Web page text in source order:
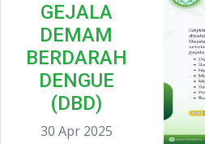
GEJALA
DEMAM
BERDARAH
DENGUE
(DBD)
30 Apr 2025